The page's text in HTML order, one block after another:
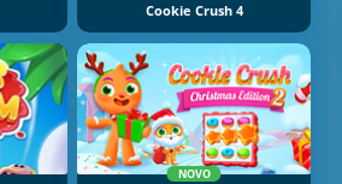
Cookie Crush 4
NOVO